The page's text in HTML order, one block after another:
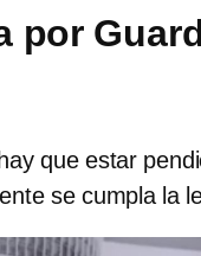
por
que estar
se cumpla la